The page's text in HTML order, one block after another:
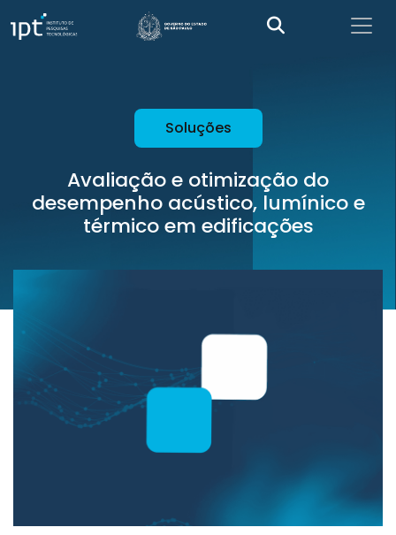
Soluções
Avaliação e otimização do
desempenho acústico, lumínico e
térmico em edificações